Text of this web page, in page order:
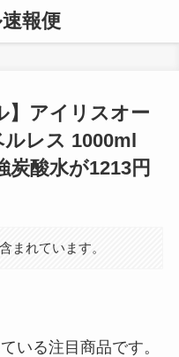
報便
】アイリスオー
レス 1000ml
炭酸水が1213円
まれています。
いる注目商品です。